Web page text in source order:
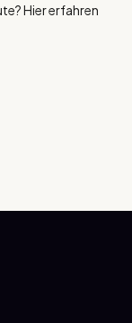
Hier erfahren